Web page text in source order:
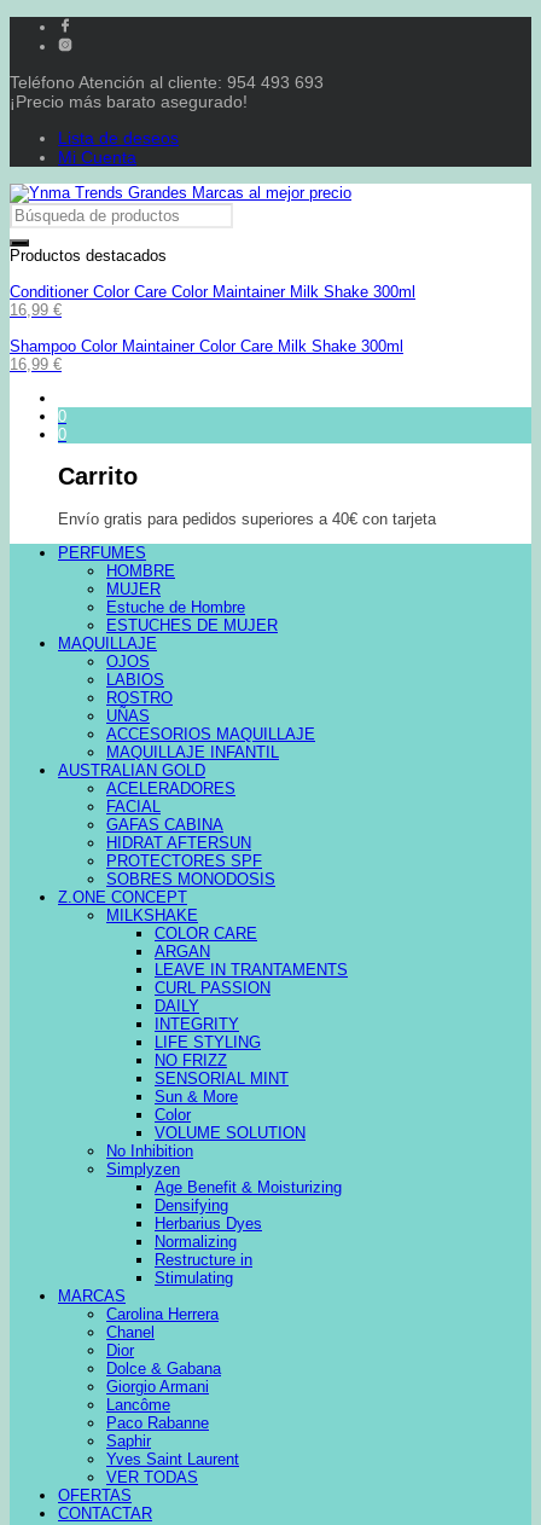
Teléfono Atención al cliente: 954 493 693
¡Precio más barato asegurado!
Lista de deseos
Mi Cuenta
Productos destacados
Conditioner Color Care Color Maintainer Milk Shake 300ml
16,99 €
Shampoo Color Maintainer Color Care Milk Shake 300ml
16,99 €
0
0
Carrito
Envío gratis para pedidos superiores a 40€ con tarjeta
PERFUMES
HOMBRE
MUJER
Estuche de Hombre
ESTUCHES DE MUJER
MAQUILLAJE
OJOS
LABIOS
ROSTRO
UÑAS
ACCESORIOS MAQUILLAJE
MAQUILLAJE INFANTIL
AUSTRALIAN GOLD
ACELERADORES
FACIAL
GAFAS CABINA
HIDRAT AFTERSUN
PROTECTORES SPF
SOBRES MONODOSIS
Z.ONE CONCEPT
MILKSHAKE
COLOR CARE
ARGAN
LEAVE IN TRANTAMENTS
CURL PASSION
DAILY
INTEGRITY
LIFE STYLING
NO FRIZZ
SENSORIAL MINT
Sun & More
Color
VOLUME SOLUTION
No Inhibition
Simplyzen
Age Benefit & Moisturizing
Densifying
Herbarius Dyes
Normalizing
Restructure in
Stimulating
MARCAS
Carolina Herrera
Chanel
Dior
Dolce & Gabana
Giorgio Armani
Lancôme
Paco Rabanne
Saphir
Yves Saint Laurent
VER TODAS
OFERTAS
CONTACTAR